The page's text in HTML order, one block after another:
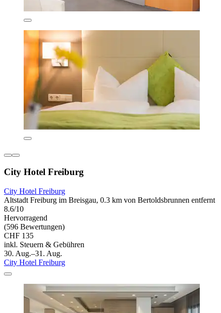
City Hotel Freiburg
City Hotel Freiburg
Altstadt Freiburg im Breisgau, 0.3 km von Bertoldsbrunnen entfernt
8.6/10
Hervorragend
(596 Bewertungen)
CHF 135
inkl. Steuern & Gebühren
30. Aug.–31. Aug.
City Hotel Freiburg